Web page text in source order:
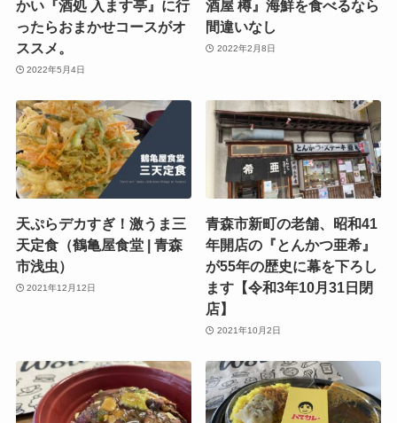
かい『酒処 入ます亭』に行
ったらおまかせコースがオ
ススメ。
2022年5月4日
酒屋 樽』海鮮を食べるなら
間違いなし
2022年2月8日
天ぷらデカすぎ！激うま三
天定食（鶴亀屋食堂 | 青森
市浅虫）
2021年12月12日
青森市新町の老舗、昭和41
年開店の『とんかつ亜希』
が55年の歴史に幕を下ろし
ます【令和3年10月31日閉
店】
2021年10月2日